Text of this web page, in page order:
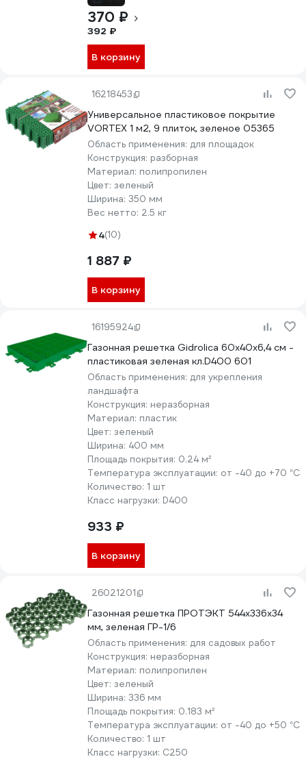
370 ₽
392 ₽
В корзину
16218453
Универсальное пластиковое покрытие
VORTEX 1 м2, 9 плиток, зеленое 05365
Область применения: для площадок
Конструкция: разборная
Материал: полипропилен
Цвет: зеленый
Ширина: 350 мм
Вес нетто: 2.5 кг
4(10)
1 887 ₽
В корзину
16195924
Газонная решетка Gidrolica 60х40х6,4 см -
пластиковая зеленая кл.D400 601
Область применения: для укрепления
ландшафта
Конструкция: неразборная
Материал: пластик
Цвет: зеленый
Ширина: 400 мм
Площадь покрытия: 0.24 м²
Температура эксплуатации: от -40 до +70 °С
Количество: 1 шт
Класс нагрузки: D400
933 ₽
В корзину
26021201
Газонная решетка ПРОТЭКТ 544х336х34
мм, зеленая ГР-1/6
Область применения: для садовых работ
Конструкция: неразборная
Материал: полипропилен
Цвет: зеленый
Ширина: 336 мм
Площадь покрытия: 0.183 м²
Температура эксплуатации: от -40 до +50 °С
Количество: 1 шт
Класс нагрузки: С250